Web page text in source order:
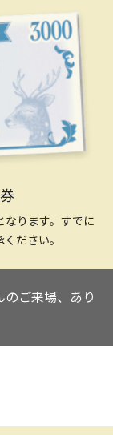
ります。すでに
ださい。
のご来場、あり